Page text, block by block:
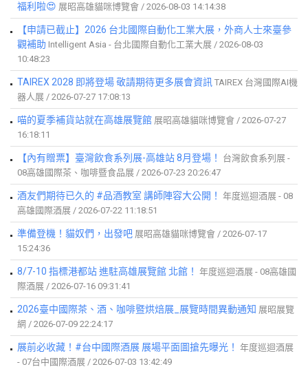
福利啦😍 展昭高雄貓咪博覽會 / 2026-08-03 14:14:38
【申請已截止】2026 台北國際自動化工業大展，外商人士來臺參
觀補助 Intelligent Asia - 台北國際自動化工業大展 / 2026-08-03
10:48:23
TAIREX 2028 即將登場 敬請期待更多展會資訊 TAIREX 台灣國際AI機
器人展 / 2026-07-27 17:08:13
喵的夏季補貨站就在高雄展覽館 展昭高雄貓咪博覽會 / 2026-07-27
16:18:11
【內有贈票】臺灣飲食系列展-高雄站 8月登場！
台灣飲食系列展 -
08高雄國際茶、咖啡暨食品展 / 2026-07-23 20:26:47
酒友們期待已久的 #品酒教室 講師陣容大公開！ 年度巡迴酒展 - 08
高雄國際酒展 / 2026-07-22 11:18:51
準備登機！貓奴們，出發吧 展昭高雄貓咪博覽會 / 2026-07-17
15:24:36
8/7-10 指標港都站 進駐高雄展覽館 北館！ 年度巡迴酒展 - 08高雄國
際酒展 / 2026-07-16 09:31:41
2026臺中國際茶、酒、咖啡暨烘焙展_展覽時間異動通知 展昭展覽
網 / 2026-07-09 22:24:17
展前必收藏！#台中國際酒展 展場平面圖搶先曝光！ 年度巡迴酒展
- 07台中國際酒展 / 2026-07-03 13:42:49